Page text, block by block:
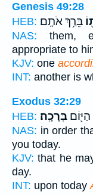
Genesis 49:28
HEB: בֵּרַ֥ךְ אֹתָֽם׃
NAS: them,
appropriate to
KJV: one
INT: another is
Exodus 32:29
HEB: בְּרָכָֽה׃
NAS: in order
you today.
KJV: that he
day.
INT: upon today